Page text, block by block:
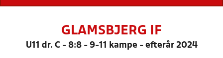
GLAMSBJERG IF
U11 dr. C - 8:8 - 9-11 kampe - efterår 2024